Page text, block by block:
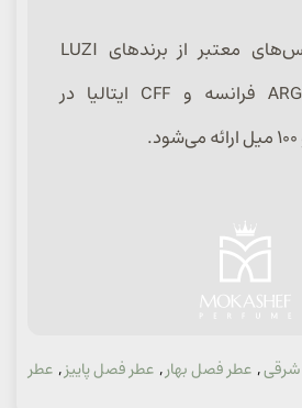
این عطر با اسانس‌های معتبر از برندهای LUZI
سوئیس، ARGEVILLE فرانسه و CFF ایتالیا در
شرقی, عطر فصل بهار, عطر فصل پاییز, عطر